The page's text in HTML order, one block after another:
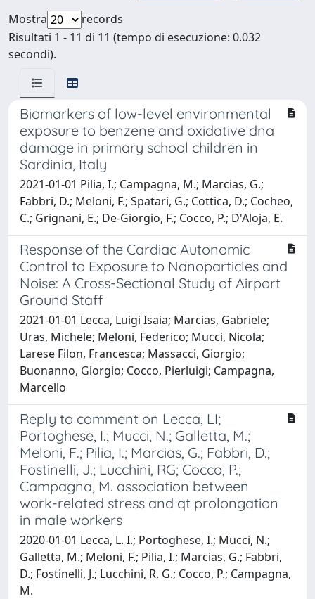
Mostra
records
Risultati 1 - 11 di 11 (tempo di esecuzione: 0.032
secondi).
Biomarkers of low-level environmental
exposure to benzene and oxidative dna
damage in primary school children in
Sardinia, Italy
2021-01-01 Pilia, I.; Campagna, M.; Marcias, G.;
Fabbri, D.; Meloni, F.; Spatari, G.; Cottica, D.; Cocheo,
C.; Grignani, E.; De-Giorgio, F.; Cocco, P.; D'Aloja, E.
Response of the Cardiac Autonomic
Control to Exposure to Nanoparticles and
Noise: A Cross-Sectional Study of Airport
Ground Staff
2021-01-01 Lecca, Luigi Isaia; Marcias, Gabriele;
Uras, Michele; Meloni, Federico; Mucci, Nicola;
Larese Filon, Francesca; Massacci, Giorgio;
Buonanno, Giorgio; Cocco, Pierluigi; Campagna,
Marcello
Reply to comment on Lecca, LI;
Portoghese, I.; Mucci, N.; Galletta, M.;
Meloni, F.; Pilia, I.; Marcias, G.; Fabbri, D.;
Fostinelli, J.; Lucchini, RG; Cocco, P.;
Campagna, M. association between
work-related stress and qt prolongation
in male workers
2020-01-01 Lecca, L. I.; Portoghese, I.; Mucci, N.;
Galletta, M.; Meloni, F.; Pilia, I.; Marcias, G.; Fabbri,
D.; Fostinelli, J.; Lucchini, R. G.; Cocco, P.; Campagna,
M.